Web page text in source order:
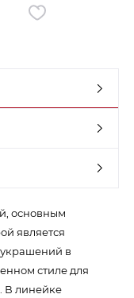
основным
является
в
стиле для
В линейке